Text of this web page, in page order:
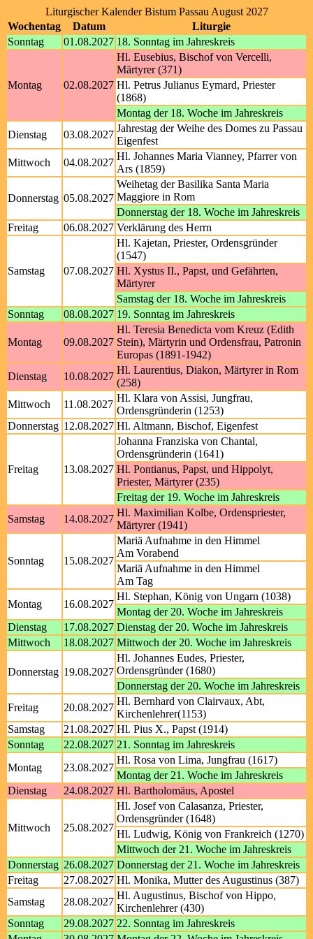
Liturgischer Kalender Bistum Passau August 2027
Wochentag
Datum
Liturgie
Sonntag
01.08.2027 18. Sonntag im Jahreskreis
Montag 02.08.2027
Hl. Eusebius, Bischof von Vercelli,
Märtyrer (371)
Hl. Petrus Julianus Eymard, Priester
(1868)
Montag der 18. Woche im Jahreskreis
Dienstag
03.08.2027
Jahrestag der Weihe des Domes zu Passau
Eigenfest
Mittwoch
04.08.2027
Hl. Johannes Maria Vianney, Pfarrer von
Ars (1859)
Donnerstag 05.08.2027
Weihetag der Basilika Santa Maria
Maggiore in Rom
Donnerstag der 18. Woche im Jahreskreis
Freitag
06.08.2027 Verklärung des Herrn
Samstag 07.08.2027
Hl. Kajetan, Priester, Ordensgründer
(1547)
Hl. Xystus II., Papst, und Gefährten,
Märtyrer
Samstag der 18. Woche im Jahreskreis
Sonntag
08.08.2027 19. Sonntag im Jahreskreis
Montag 09.08.2027
Hl. Teresia Benedicta vom Kreuz (Edith
Stein), Märtyrin und Ordensfrau, Patronin
Europas (1891-1942)
Dienstag
10.08.2027
Hl. Laurentius, Diakon, Märtyrer in Rom
(258)
Mittwoch
11.08.2027
Hl. Klara von Assisi, Jungfrau,
Ordensgründerin (1253)
Donnerstag 12.08.2027 Hl. Altmann, Bischof, Eigenfest
Freitag 13.08.2027
Johanna Franziska von Chantal,
Ordensgründerin (1641)
Hl. Pontianus, Papst, und Hippolyt,
Priester, Märtyrer (235)
Freitag der 19. Woche im Jahreskreis
Samstag
14.08.2027
Hl. Maximilian Kolbe, Ordenspriester,
Märtyrer (1941)
Sonntag 15.08.2027
Mariä Aufnahme in den Himmel
Am Vorabend
Mariä Aufnahme in den Himmel
Am Tag
Montag
16.08.2027
Hl. Stephan, König von Ungarn (1038)
Montag der 20. Woche im Jahreskreis
Dienstag
17.08.2027 Dienstag der 20. Woche im Jahreskreis
Mittwoch
18.08.2027 Mittwoch der 20. Woche im Jahreskreis
Donnerstag 19.08.2027
Hl. Johannes Eudes, Priester,
Ordensgründer (1680)
Donnerstag der 20. Woche im Jahreskreis
Freitag
20.08.2027
Hl. Bernhard von Clairvaux, Abt,
Kirchenlehrer(1153)
Samstag
21.08.2027 Hl. Pius X., Papst (1914)
Sonntag
22.08.2027 21. Sonntag im Jahreskreis
Montag
23.08.2027
Hl. Rosa von Lima, Jungfrau (1617)
Montag der 21. Woche im Jahreskreis
Dienstag
24.08.2027 Hl. Bartholomäus, Apostel
Mittwoch 25.08.2027
Hl. Josef von Calasanza, Priester,
Ordensgründer (1648)
Hl. Ludwig, König von Frankreich (1270)
Mittwoch der 21. Woche im Jahreskreis
Donnerstag 26.08.2027 Donnerstag der 21. Woche im Jahreskreis
Freitag
27.08.2027 Hl. Monika, Mutter des Augustinus (387)
Samstag
28.08.2027
Hl. Augustinus, Bischof von Hippo,
Kirchenlehrer (430)
Sonntag
29.08.2027 22. Sonntag im Jahreskreis